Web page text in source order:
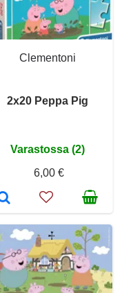
Clementoni
2x20 Peppa Pig
Varastossa (2)
6,00 €